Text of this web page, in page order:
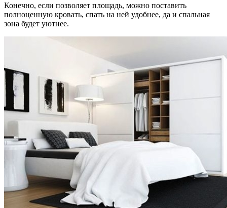
Конечно, если позволяет площадь, можно поставить
полноценную кровать, спать на ней удобнее, да и спальная
зона будет уютнее.